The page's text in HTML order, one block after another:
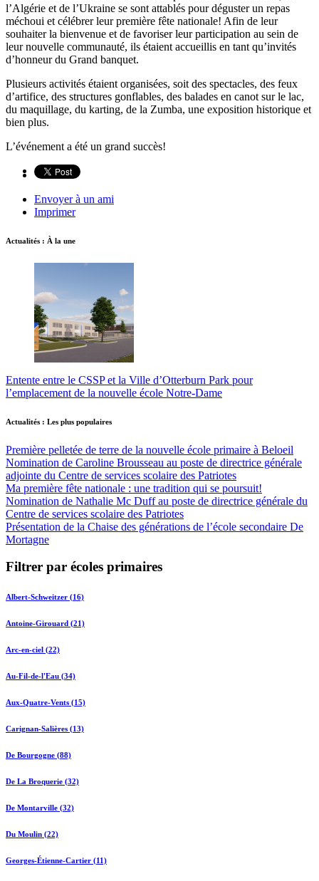
l’Algérie et de l’Ukraine se sont attablés pour déguster un repas
méchoui et célébrer leur première fête nationale! Afin de leur
souhaiter la bienvenue et de favoriser leur participation au sein de
leur nouvelle communauté, ils étaient accueillis en tant qu’invités
d’honneur du Grand banquet.
Plusieurs activités étaient organisées, soit des spectacles, des feux
d’artifice, des structures gonflables, des balades en canot sur le lac,
du maquillage, du karting, de la Zumba, une exposition historique et
bien plus.
L’événement a été un grand succès!
Envoyer à un ami
Imprimer
Actualités : À la une
Entente entre le CSSP et la Ville d’Otterburn Park pour
l’emplacement de la nouvelle école Notre-Dame
Actualités : Les plus populaires
Première pelletée de terre de la nouvelle école primaire à Beloeil
Nomination de Caroline Brousseau au poste de directrice générale
adjointe du Centre de services scolaire des Patriotes
Ma première fête nationale : une tradition qui se poursuit!
Nomination de Nathalie Mc Duff au poste de directrice générale du
Centre de services scolaire des Patriotes
Présentation de la Chaise des générations de l’école secondaire De
Mortagne
Filtrer par écoles primaires
Albert-Schweitzer (16)
Antoine-Girouard (21)
Arc-en-ciel (22)
Au-Fil-de-l'Eau (34)
Aux-Quatre-Vents (15)
Carignan-Salières (13)
De Bourgogne (88)
De La Broquerie (32)
De Montarville (32)
Du Moulin (22)
Georges-Étienne-Cartier (11)